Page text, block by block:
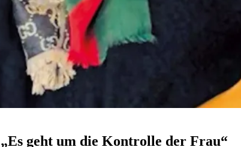
geht um die Kontrolle der Frau“